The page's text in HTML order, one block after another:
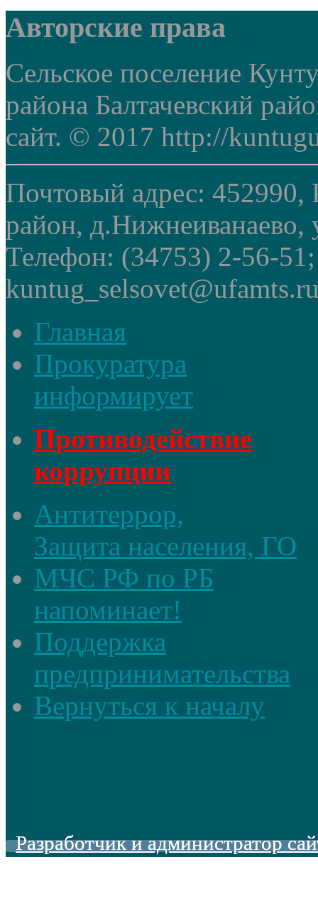
Авторские права
Сельское поселение
района Балтачевский
сайт. © 2017 http://
Почтовый адрес: 452990,
район, д.Нижнеиванаево,
Телефон: (34753) 2-56-
Главная
Прокуратура
информирует
Противодействие
коррупции
Антитеррор,
Защита населения, ГО
МЧС РФ по РБ
напоминает!
Поддержка
предпринимательства
Вернуться к началу
Разработчик и администратор